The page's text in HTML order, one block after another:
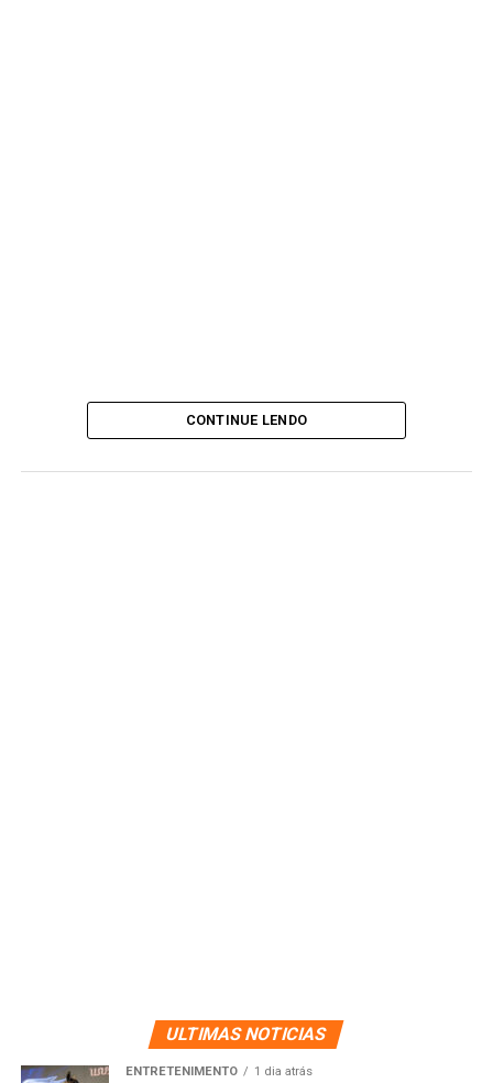
CONTINUE LENDO
ULTIMAS NOTICIAS
ENTRETENIMENTO 1 dia atrás